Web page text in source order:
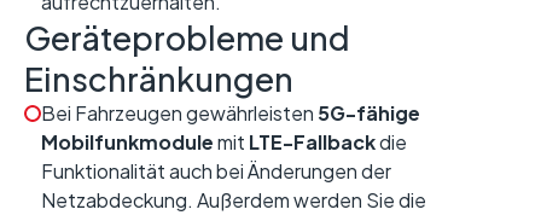
Geräteprobleme und
Einschränkungen
Bei Fahrzeugen gewährleisten 5G-fähige
Mobilfunkmodulemit LTE-Fallbackdie
Funktionalität auch bei Änderungen der
Netzabdeckung. Außerdem werden Sie die